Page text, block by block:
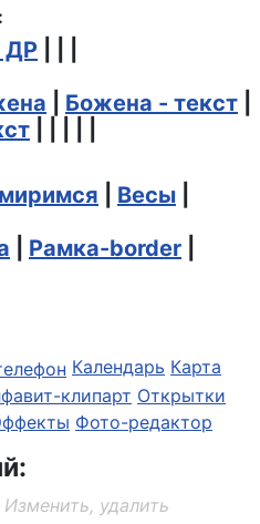
ДР
Божена - текст
Весы
Рамка-border
Календарь Карта
клипарт Открытки
Фото-редактор
Изменить, удалить